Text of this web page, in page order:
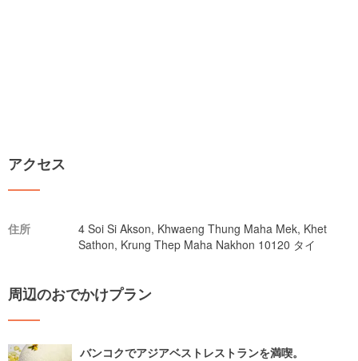
アクセス
住所
4 Soi Si Akson, Khwaeng Thung Maha Mek, Khet
Sathon, Krung Thep Maha Nakhon 10120 タイ
周辺のおでかけプラン
バンコクでアジアベストレストランを満喫。